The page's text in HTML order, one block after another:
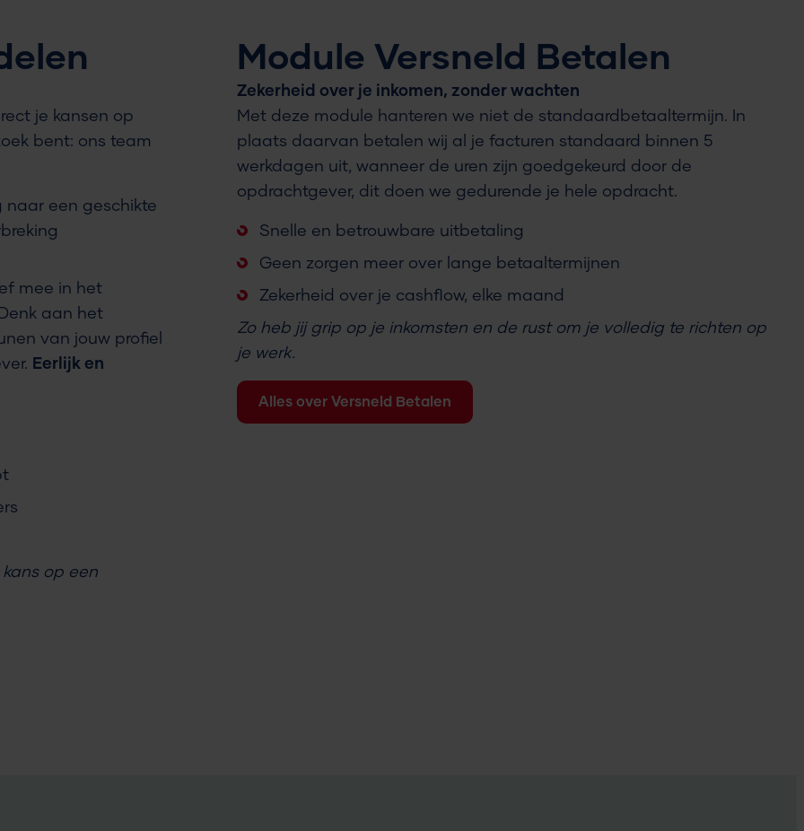
je kansen op
bent: ons team
naar een geschikte
mee in het
aan het
van jouw profiel
Eerlijk en
op een
Module Versneld Betalen
Zekerheid over je inkomen, zonder wachten
Met deze module hanteren we niet de standaardbetaaltermijn. In
plaats daarvan betalen wij al je facturen standaard binnen 5
werkdagen uit, wanneer de uren zijn goedgekeurd door de
opdrachtgever, dit doen we gedurende je hele opdracht.
Snelle en betrouwbare uitbetaling
Geen zorgen meer over lange betaaltermijnen
Zekerheid over je cashflow, elke maand
Zo heb jij grip op je inkomsten en de rust om je volledig te richten op
je werk.
Alles over Versneld Betalen